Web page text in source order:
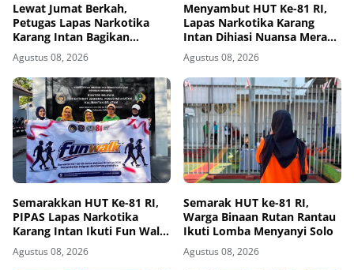
Lewat Jumat Berkah,
Petugas Lapas Narkotika
Karang Intan Bagikan
Makanan Kepada Warga
Binaan
Agustus 08, 2026
Menyambut HUT Ke-81 RI,
Lapas Narkotika Karang
Intan Dihiasi Nuansa Merah
Putih
Agustus 08, 2026
Semarakkan HUT Ke-81 RI,
PIPAS Lapas Narkotika
Karang Intan Ikuti Fun Walk
Kemenimipas Kalsel
Agustus 08, 2026
Semarak HUT ke-81 RI,
Warga Binaan Rutan Rantau
Ikuti Lomba Menyanyi Solo
Agustus 08, 2026